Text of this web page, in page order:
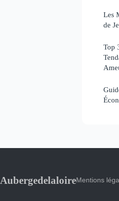
Les
de
Top
AubergedelaloireMentions